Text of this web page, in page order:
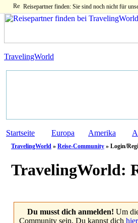
Reisepartner finden: Sie sind noch nicht für
TravelingWorld
Startseite Europa Amerika
TravelingWorld » Reise-Community » Login/
TravelingWorld:
Du musst dich anmelden! Um
Community sein. Du kannst dich